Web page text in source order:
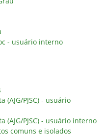
- usuário interno
PJSC) - usuário
(AJG/PJSC) - usuário interno
comuns e isolados